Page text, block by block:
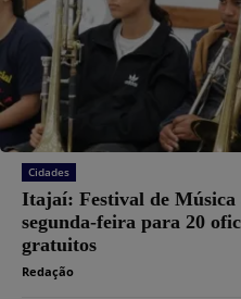
Cidades
Itajaí: Festival de Música
segunda-feira para 20
gratuitos
Redação